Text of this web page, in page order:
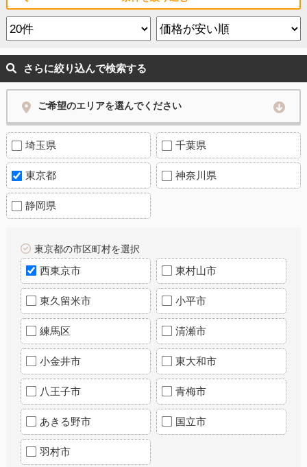
さらに絞り込んで検索する
ご希望のエリアを選んでください
埼玉県 千葉県
東京都 神奈川県
静岡県
東京都の市区町村を選択
西東京市 東村山市
東久留米市 小平市
練馬区 清瀬市
小金井市 東大和市
八王子市 青梅市
あきる野市 国立市
羽村市